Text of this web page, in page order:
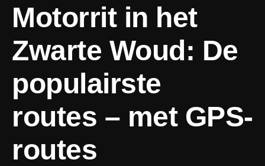
Motorrit in het
Zwarte Woud: De
populairste
routes – met GPS-
routes